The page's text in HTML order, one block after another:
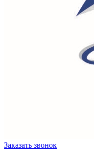
Заказать звонок